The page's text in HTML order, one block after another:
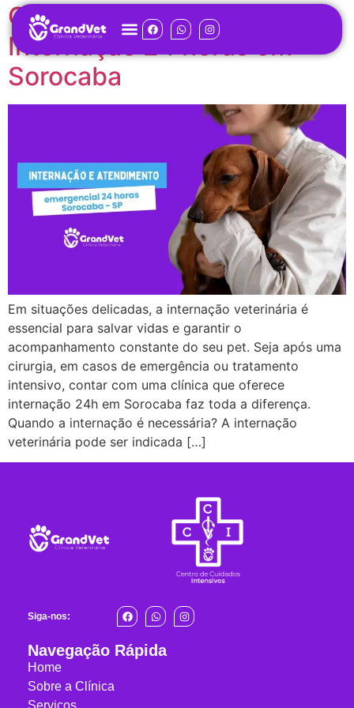
Clínica Veterinária com
Internação 24 horas em
Sorocaba
Em situações delicadas, a internação veterinária é
essencial para salvar vidas e garantir o
acompanhamento constante do seu pet. Seja após uma
cirurgia, em casos de emergência ou tratamento
intensivo, contar com uma clínica que oferece
internação 24h em Sorocaba faz toda a diferença.
Quando a internação é necessária? A internação
veterinária pode ser indicada […]
Siga-nos:
Navegação Rápida
Home
Sobre a Clínica